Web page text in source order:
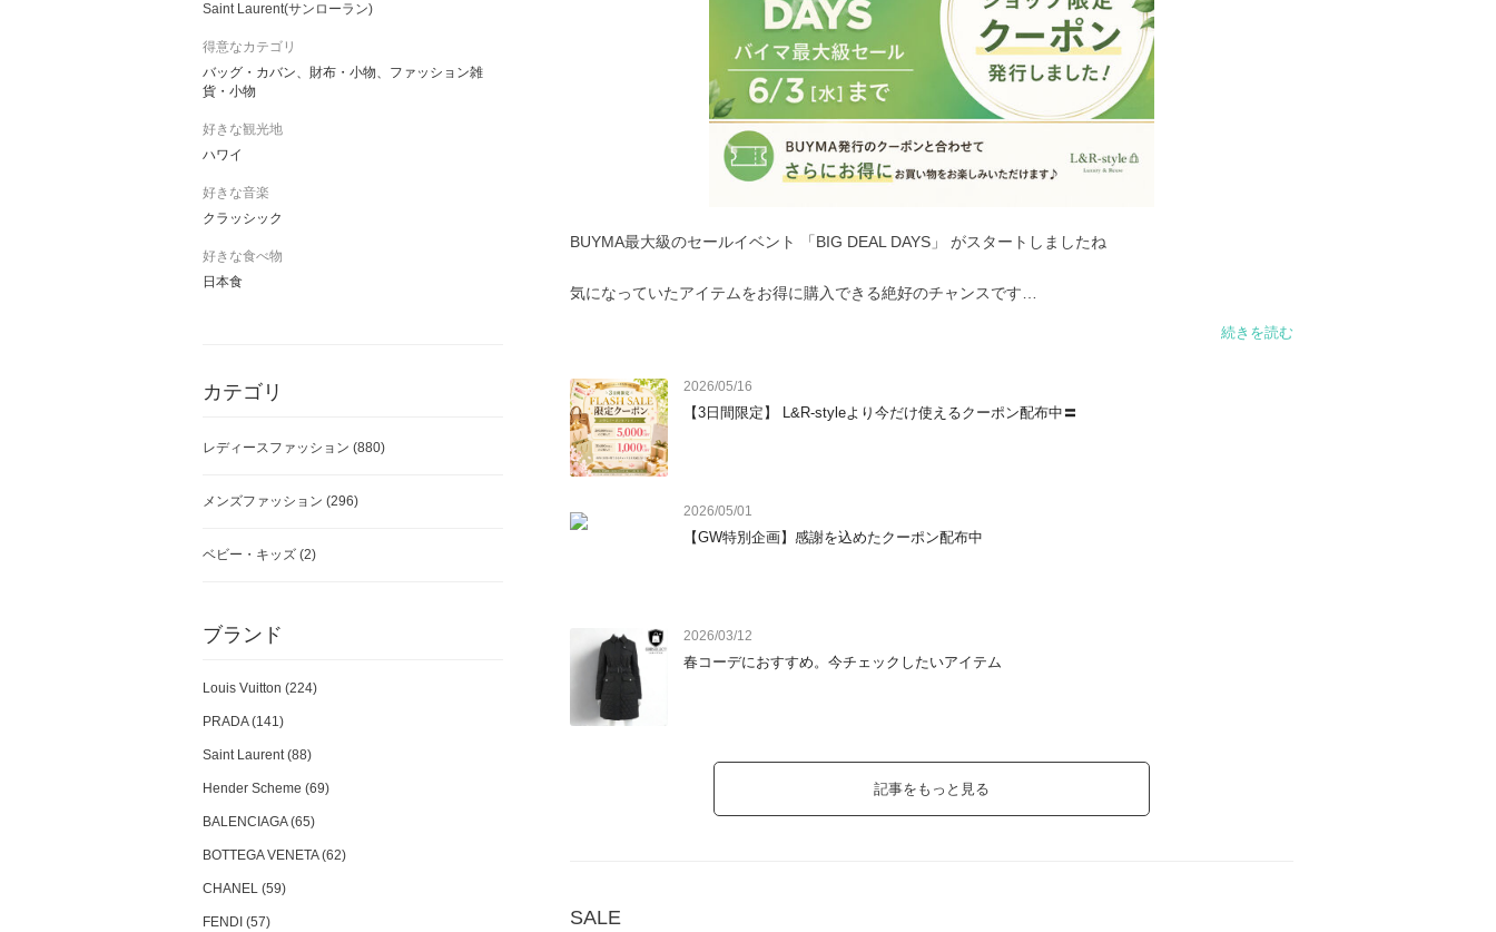
Saint Laurent(サンローラン)
得意なカテゴリ
バッグ・カバン、財布・小物、ファッション雑
貨・小物
好きな観光地
ハワイ
好きな音楽
クラッシック
好きな食べ物
日本食
カテゴリ
レディースファッション (880)
メンズファッション (296)
ベビー・キッズ (2)
ブランド
Louis Vuitton (224)
PRADA (141)
Saint Laurent (88)
Hender Scheme (69)
BALENCIAGA (65)
BOTTEGA VENETA (62)
CHANEL (59)
FENDI (57)
BUYMA最大級のセールイベント 「BIG DEAL DAYS」 がスタートしましたね
気になっていたアイテムをお得に購入できる絶好のチャンスです
BUYMA発行のクーポンとあわせてご利用いただくことで、さらにお得にお買い物をお楽しみいただけ
ます♪
当ショップでは、新品はもちろん、厳選したヴィンテージ・中古ブランド品も多数取り扱っておりま
利用ください。
皆さまのご来店を心よりお待ちしております。
L&amp;R-style
続きを読む
2026/05/16
【3日間限定】 L&R-styleより今だけ使えるクーポン配布中〓
2026/05/01
【GW特別企画】感謝を込めたクーポン配布中
2026/03/12
春コーデにおすすめ。今チェックしたいアイテム
記事をもっと見る
SALE